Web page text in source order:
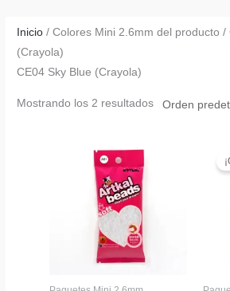
Inicio / Colores Mini 2.6mm del producto /
(Crayola)
CE04 Sky Blue (Crayola)
Mostrando los 2 resultados